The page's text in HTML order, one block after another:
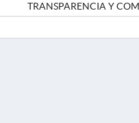
TRANSPARENCIA Y